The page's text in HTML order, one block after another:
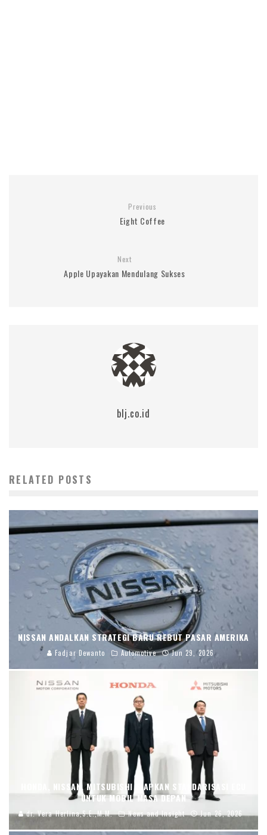
Previous
Eight Coffee
Next
Apple Upayakan Mendulang Sukses
blj.co.id
RELATED POSTS
NISSAN ANDALKAN STRATEGI BARU REBUT PASAR AMERIKA
Fadjar Dewanto Automotive Jun 29, 2026
HONDA, NISSAN, MITSUBISHI SIAPKAN STANDARISASI ECU
UNTUK MOBIL MASA DEPAN
dr. Vera Herlina,S.E.,M.M. News and Insight Jun 26, 2026